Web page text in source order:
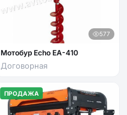
577
Мотобур Echo EA-410
Договорная
ПРОДАЖА